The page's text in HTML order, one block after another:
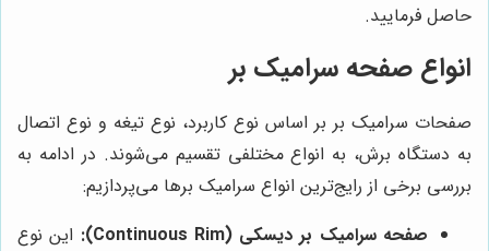
حاصل فرمایید.
انواع صفحه سرامیک بر
صفحات سرامیک بر بر اساس نوع کاربرد، نوع تیغه و نوع اتصال
به دستگاه برش، به انواع مختلفی تقسیم می‌شوند. در ادامه به
بررسی برخی از رایج‌ترین انواع سرامیک برها می‌پردازیم:
صفحه سرامیک بر دیسکی (Continuous Rim):
این نوع